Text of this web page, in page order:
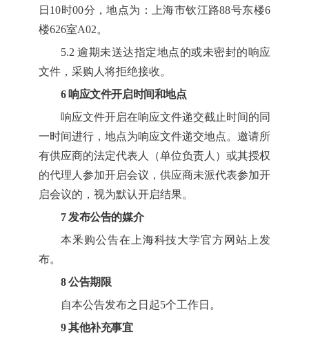
日 10时00分 ，地点为：上海市钦江路88号东楼6
楼626室A02。
5.2 逾期未送达指定地点的或未密封的响应
文件，采购人将拒绝接收。
6 响应文件开启时间和地点
响应文件开启在响应文件递交截止时间的同
一时间进行，地点为响应文件递交地点。邀请所
有供应商的法定代表人（单位负责人）或其授权
的代理人参加开启会议，供应商未派代表参加开
启会议的，视为默认开启结果。
7 发布公告的媒介
本釆购公告在 上海科技大学官方网站 上发
布。
8 公告期限
自本公告发布之日起5个工作日。
9其他补充事宜